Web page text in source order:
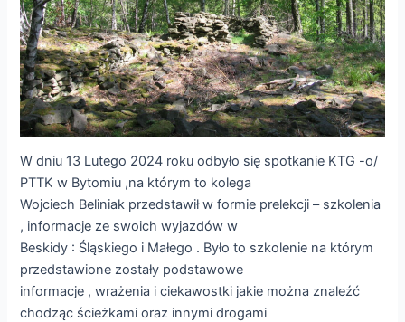
W dniu 13 Lutego 2024 roku odbyło się spotkanie KTG -o/
PTTK w Bytomiu ,na którym to kolega
Wojciech Beliniak przedstawił w formie prelekcji – szkolenia
, informacje ze swoich wyjazdów w
Beskidy : Śląskiego i Małego . Było to szkolenie na którym
przedstawione zostały podstawowe
informacje , wrażenia i ciekawostki jakie można znaleźć
chodząc ścieżkami oraz innymi drogami